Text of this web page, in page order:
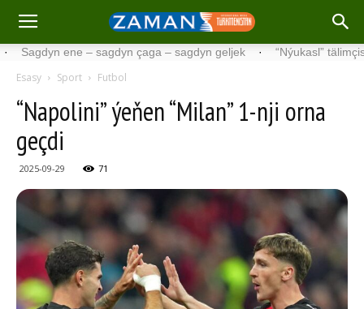
ene – sagdyn çaga – sagdyn geljek · “Nýukasl” tälimçisini
Esasy Sport Futbol
“Napolini” ýeňen “Milan” 1-nji orna
geçdi
2025-09-29 71